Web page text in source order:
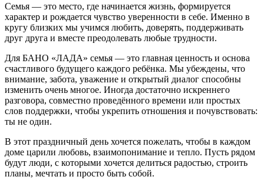
Семья — это место, где начинается жизнь, формируется
характер и рождается чувство уверенности в себе. Именно в
кругу близких мы учимся любить, доверять, поддерживать
друг друга и вместе преодолевать любые трудности.
Для БАНО «ЛАДА» семья — это главная ценность и основа
счастливого будущего каждого ребёнка. Мы убеждены, что
внимание, забота, уважение и открытый диалог способны
изменить очень многое. Иногда достаточно искреннего
разговора, совместно проведённого времени или простых
слов поддержки, чтобы укрепить отношения и почувствовать:
ты не один.
В этот праздничный день хочется пожелать, чтобы в каждом
доме царили любовь, взаимопонимание и тепло. Пусть рядом
будут люди, с которыми хочется делиться радостью, строить
планы, мечтать и просто быть собой.